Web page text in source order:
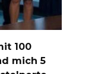
100
mich 5